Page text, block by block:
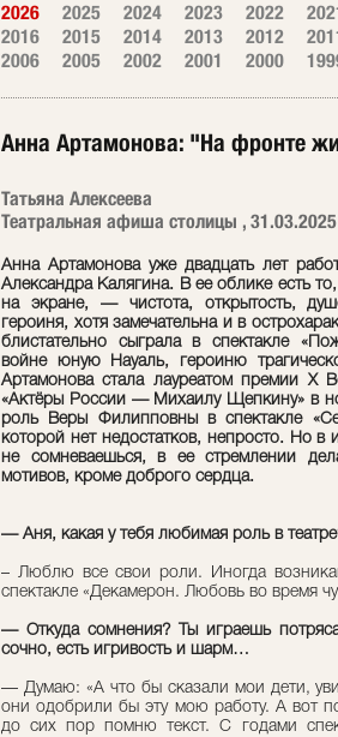
2026 2025 2024 2023 2022
2016
2015 2014 2013 2012
2006
2005 2002 2001 2000
Анна Артамонова: "На фронте
Татьяна Алексеева
Театральная афиша столицы , 31.03.2025
Анна Артамонова уже двадцать лет
Александра Калягина. В ее облике есть
на экране, — чистота, открытость,
героиня, хотя замечательна и в
блистательно сыграла в спектакле
войне юную Науаль, героиню
Артамонова стала лауреатом премии X
«Актёры России — Михаилу Щепкину» в
роль Веры Филипповны в спектакле
которой нет недостатков, непросто. Но
не сомневаешься, в ее стремлении
мотивов, кроме доброго сердца.
— Аня, какая у тебя любимая роль в
– Люблю все свои роли. Иногда
спектакле «Декамерон. Любовь во время
— Откуда сомнения? Ты играешь
сочно, есть игривость и шарм…
— Думаю: «А что бы сказали мои дети,
они одобрили бы эту мою работу. А вот
до сих пор помню текст. С годами